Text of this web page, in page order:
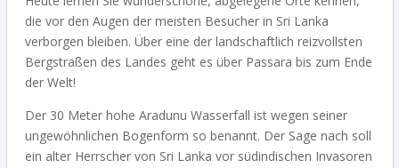
die vor den Augen der meisten Besucher in Sri Lanka
verborgen bleiben. Über eine der landschaftlich reizvollsten
Bergstraßen des Landes geht es über Passara bis zum Ende
der Welt!
Der 30 Meter hohe Aradunu Wasserfall ist wegen seiner
ungewöhnlichen Bogenform so benannt. Der Sage nach soll
ein alter Herrscher von Sri Lanka vor südindischen Invasoren